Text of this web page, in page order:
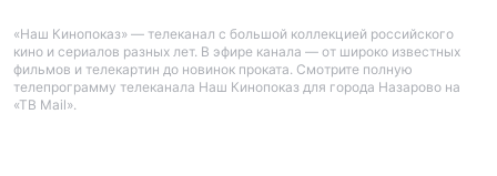
«Наш Кинопоказ» — телеканал с большой коллекцией российского
кино и сериалов разных лет. В эфире канала — от широко известных
фильмов и телекартин до новинок проката. Смотрите полную
телепрограмму телеканала Наш Кинопоказ для города Назарово на
«ТВ Mail».